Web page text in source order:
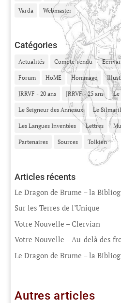
Varda Webmaster
Catégories
Actualités Compte-rendu
Forum HoME Hommage
JRRVF - 20 ans JRRVF - 25 ans
Le Seigneur des Anneaux Le
Les Langues Inventées Lettres
Partenaires Sources Tolkien
Articles récents
Le Dragon de Brume – la
Sur les Terres de l’Unique
Votre Nouvelle – Clervian
Votre Nouvelle – Au-delà des
Le Dragon de Brume – la
Autres articles